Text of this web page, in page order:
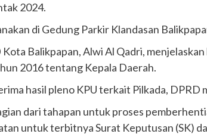
2024.
di Gedung Parkir Klandasan
Balikpapan, Alwi Al Qadri,
2016 tentang Kepala Daerah.
hasil pleno KPU terkait Pilkada,
dari tahapan untuk proses
untuk terbitnya Surat Keputusan (SK)